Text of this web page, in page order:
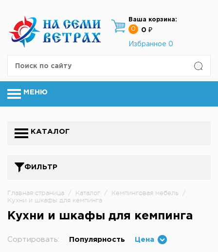
Ваша корзина:
0
0 ₽
Избранное 0
МЕНЮ
КАТАЛОГ
ФИЛЬТР
Главная страница / Каталог / Кемпинговая мебель
/
Кухни и шкафы для кемпинга
Кухни и шкафы для кемпинга
Сортировать: Популярность Цена